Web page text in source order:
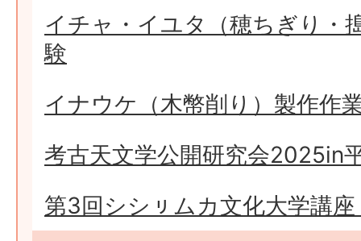
イチャ・イユタ（穂ちぎり・
験
イナウケ（木幣削り）製作作
考古天文学公開研究会2025in
第3回シシㇼムカ文化大学講座